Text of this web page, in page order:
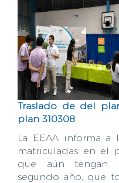
Traslado de del
plan 310308
La EEAA informa a
matriculadas en el
que aún tengan
segundo año, que